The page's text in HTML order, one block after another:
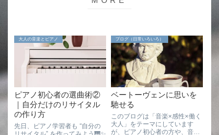
大人の音楽とピアノ
ピアノ初心者の選曲術②
｜自分だけのリサイタル
の作り方
先日、ピアノ学習者も “自分の
ブログ（日常いろいろ）
ベートーヴェンに思いを
馳せる
このブログは「音楽×感性×働く
大人」をテーマにしています
が、ピアノ初心者の方や、音楽